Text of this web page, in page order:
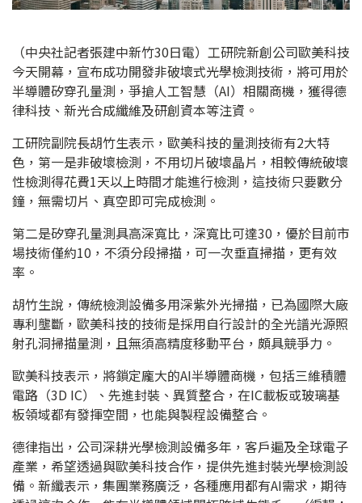
（中央社記者張建中新竹30日電）工研院新創公司歐美科技
今天開幕，宣布成功開發非破壞式光學檢測技術，將可用於
半導體矽穿孔量測，爭搶人工智慧（AI）相關商機，獲得德
律科技、新光合成纖維及研創資本等注資。
工研院副院長胡竹生表示，歐美科技的量測技術有2大特
色，第一是非破壞檢測，不用切片破壞晶片，相較傳統破壞
性檢測得花費1天以上時間才能進行檢測，這技術只要數分
鐘，無需切片、真空即可完成檢測。
第二是矽穿孔量測具高深寬比，深寬比可達30，優於目前市
場技術僅約10，不須分段掃描，可一次垂直掃描，更有效
率。
胡竹生說，傳統檢測設備多用深紫外光掃描，已為國際大廠
專利壟斷，歐美科技的技術是採用自行設計的全光譜光源照
射孔洞掃描量測，且無須高精度移動平台，頗具競爭力。
歐美科技表示，將鎖定龐大的AI半導體商機，包括三維積體
電路（3D IC）、先進封裝、異質整合，在IC載板或玻璃基
板領域都有發揮空間，也能與製程設備整合。
德律指出，公司深耕光學檢測設備多年，客戶遍及全球電子
產業，希望透過與歐美科技合作，提供先進封裝光學檢測設
備。新纖表示，集團業務廣泛，各種應用都有AI需求，期待